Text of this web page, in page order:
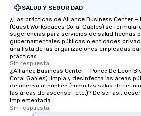
SALUD Y SEGURIDAD
¿Las prácticas de Alliance Business Center –
(Quest Workspaces Coral Gables) se
sugerencias para servicios de salud hechas
gubernamentales públicas o entidades
una lista de las organizaciones empleadas
prácticas.
Sin respuesta.
¿Alliance Business Center – Ponce De Leon
Coral Gables) limpia y desinfecta las áreas
de acceso al público (como las salas de
las áreas de ascensor, etc.)? De ser así,
implementada.
Sin respuesta.